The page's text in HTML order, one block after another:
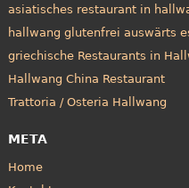
asiatisches restaurant in
hallwang glutenfrei auswärts
griechische Restaurants in
Hallwang China Restaurant
Trattoria / Osteria Hallwang
META
Home